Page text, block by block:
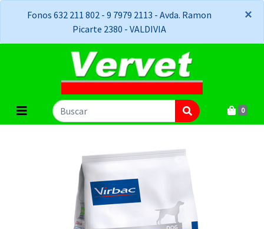
Fonos 632 211 802 - 9 7979 2113 - Avda. Ramon
Picarte 2380 - VALDIVIA
×
×
0